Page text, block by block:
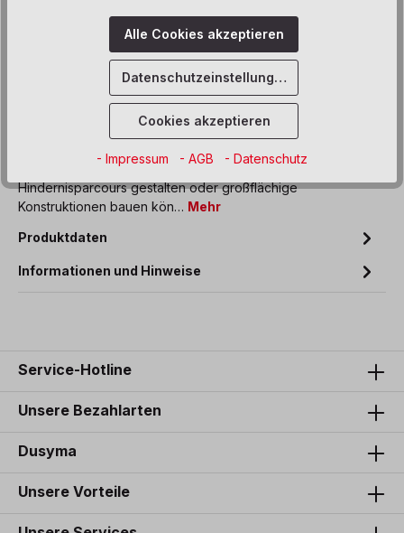
Sofort verfügbar, Lieferzeit: 6 Wochen
Zum Merkzettel hinzufügen
Ein vielseitiges Produkt, mit dem Kinder ihre eigenen
Hindernisparcours gestalten oder großflächige
Konstruktionen bauen kön… Mehr
Produktdaten
Informationen und Hinweise
Service-Hotline
Unsere Bezahlarten
Dusyma
Unsere Vorteile
Alle Cookies akzeptieren
Datenschutzeinstellungen
Cookies akzeptieren
- Impressum - AGB - Datenschutz